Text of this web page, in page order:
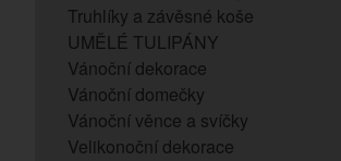
Truhlíky a závěsné koše
UMĚLÉ TULIPÁNY
Vánoční dekorace
Vánoční domečky
Vánoční věnce a svíčky
Velikonoční dekorace